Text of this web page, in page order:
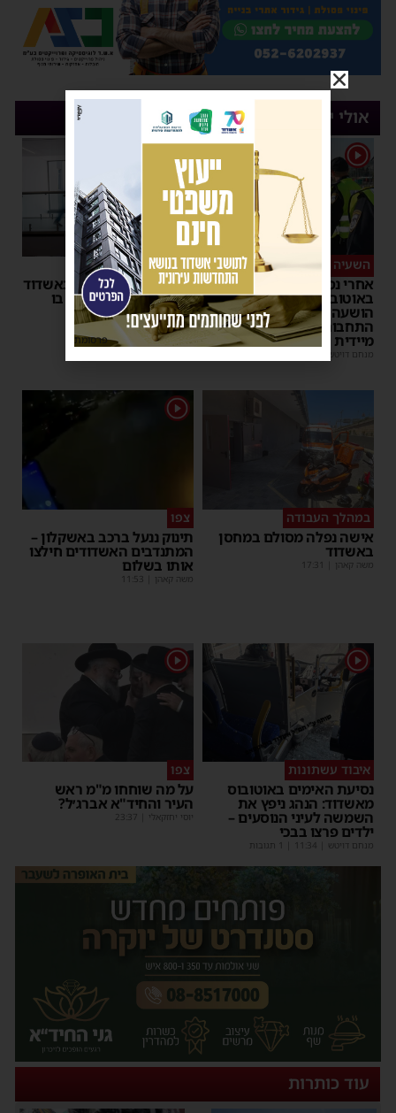
אולי יעניין אותך
1
השעיה מיידית
אחרי נסיעת האימים
באוטובוס מאשדוד: הנהג
הושעה מתפקידו – משרד
התחבורה הורה על בדיקה
מיידית
מנחם דויטש
ליבו שב לפעום
אדם התמוטט בביתו באשדוד
– כוחות ההצלה ביצעו בו
פעולות החייאה
מנחם דויטש |
17:35
במהלך העבודה
אישה נפלה מסולם במחסן
באשדוד
משה קאהן 17:31
1
צפו
תינוק ננעל ברכב באשקלון –
המתנדבים האשדודים חילצו
אותו בשלום
משה קאהן 11:53
1
איבוד עשתונות
נסיעת האימים באוטובוס
מאשדוד: הנהג ניפץ את
השמשה לעיני הנוסעים –
ילדים פרצו בבכי
מנחם דויטש 11:34
1
צפו
על מה שוחחו מ"מ ראש
העיר והחיד"א אברג׳ל?
יוסי יחזקאלי 23:37
עוד כותרות
פרסומת